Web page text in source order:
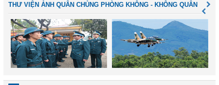
THƯ VIỆN ẢNH QUÂN CHỦNG PHÒNG KHÔNG - KHÔNG QUÂN